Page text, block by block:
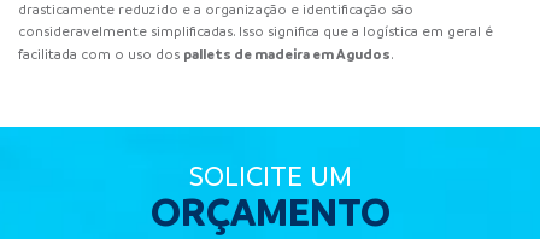
drasticamente reduzido e a organização e identificação são
consideravelmente simplificadas. Isso significa que a logística em geral é
facilitada com o uso dos pallets de madeira em Agudos.
SOLICITE UM
ORÇAMENTO